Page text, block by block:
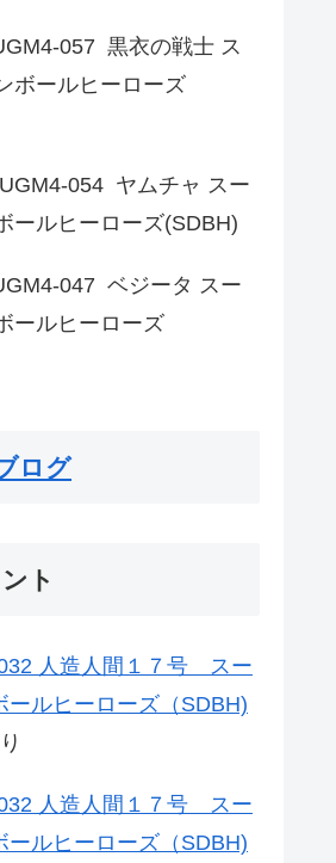
057 黒衣の戦士 ス
ボールヒーローズ
UGM4-054 ヤムチャ スー
ールヒーローズ(SDBH)
047 ベジータ スー
ールヒーローズ
ログ
ト
032 人造人間１７号 スー
ールヒーローズ（SDBH)
032 人造人間１７号 スー
ールヒーローズ（SDBH)